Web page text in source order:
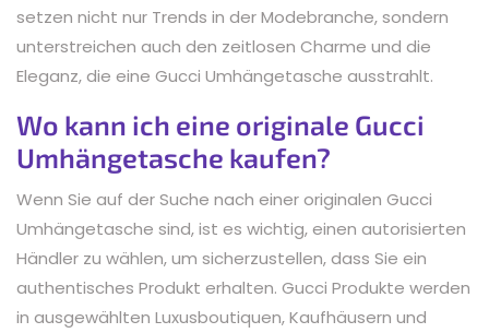
setzen nicht nur Trends in der Modebranche, sondern
unterstreichen auch den zeitlosen Charme und die
Eleganz, die eine Gucci Umhängetasche ausstrahlt.
Wo kann ich eine originale Gucci
Umhängetasche kaufen?
Wenn Sie auf der Suche nach einer originalen Gucci
Umhängetasche sind, ist es wichtig, einen autorisierten
Händler zu wählen, um sicherzustellen, dass Sie ein
authentisches Produkt erhalten. Gucci Produkte werden
in ausgewählten Luxusboutiquen, Kaufhäusern und